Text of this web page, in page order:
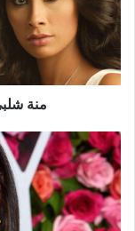
في
هذا
المسلسل
منة
كاثرين
ماكفي:
زوجي
يخفي
مشاعره